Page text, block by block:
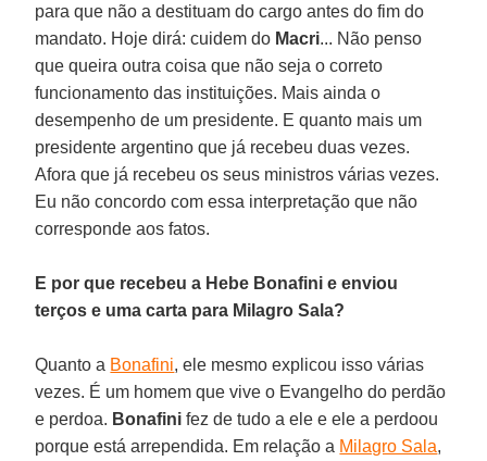
para que não a destituam do cargo antes do fim do
mandato. Hoje dirá: cuidem do Macri... Não penso
que queira outra coisa que não seja o correto
funcionamento das instituições. Mais ainda o
desempenho de um presidente. E quanto mais um
presidente argentino que já recebeu duas vezes.
Afora que já recebeu os seus ministros várias vezes.
Eu não concordo com essa interpretação que não
corresponde aos fatos.
E por que recebeu a Hebe Bonafini e enviou
terços e uma carta para Milagro Sala?
Quanto a Bonafini, ele mesmo explicou isso várias
vezes. É um homem que vive o Evangelho do perdão
e perdoa. Bonafini fez de tudo a ele e ele a perdoou
porque está arrependida. Em relação a Milagro Sala,